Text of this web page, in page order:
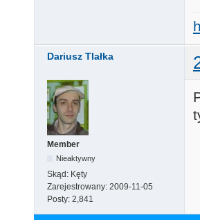
Dariusz Tlałka
Member
Nieaktywny
Skąd: Kęty
Zarejestrowany: 2009-11-05
Posty: 2,841